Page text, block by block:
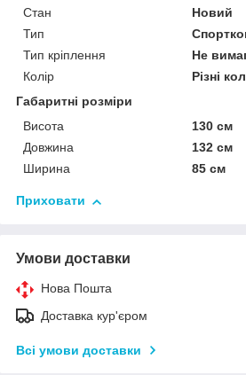
Стан
Новий
Тип
Тип кріплення
Не
Колір
Різні
Габаритні розміри
Висота
130 см
Довжина
132 см
Ширина
85 см
Приховати
Умови доставки
Нова Пошта
Доставка кур'єром
Всі умови доставки